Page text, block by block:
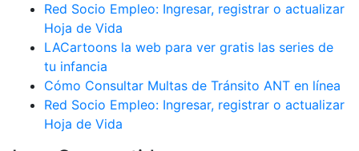
Red Socio Empleo: Ingresar, registrar o actualizar
Hoja de Vida
LACartoons la web para ver gratis las series de
tu infancia
Cómo Consultar Multas de Tránsito ANT en línea
Red Socio Empleo: Ingresar, registrar o actualizar
Hoja de Vida